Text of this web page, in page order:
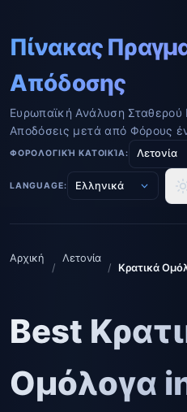
Πίνακας
Απόδοσης
Ευρωπαϊκή Ανάλυση
Αποδόσεις μετά από Φόρους
ΦΟΡΟΛΟΓΙΚΉ ΚΑΤΟΙΚΊΑ:
LANGUAGE:
Αρχική
/
Λετονία
/
Κρατικά
Best
Ομόλογα